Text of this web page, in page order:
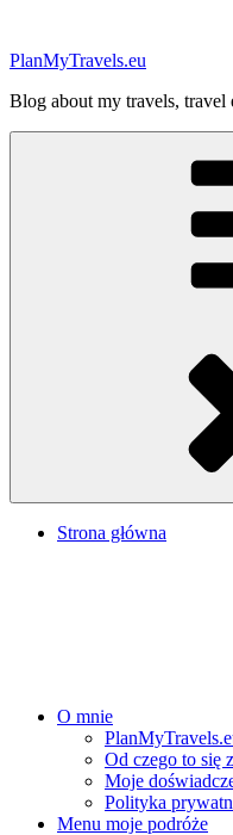
treści
PlanMyTravels.eu
Blog about my travels, travel
Strona główna
O mnie
Od czego to się
Moje
Polityka
Menu moje podróże